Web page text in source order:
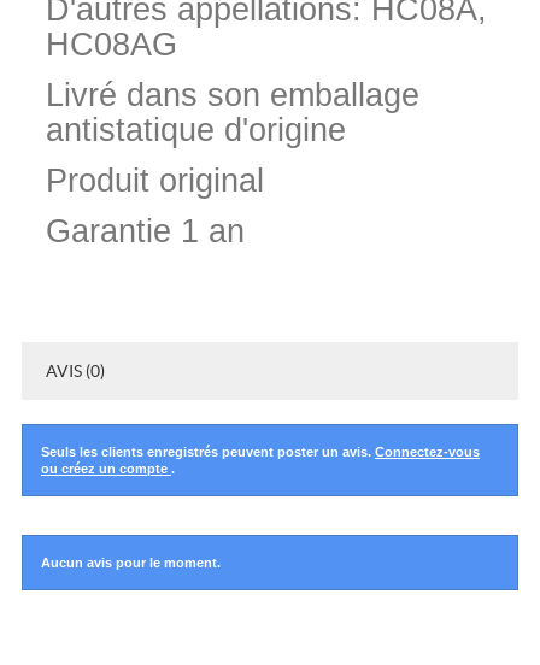
D'autres appellations: HC08A,
HC08AG
Livré dans son emballage
antistatique d'origine
Produit original
Garantie 1 an
AVIS (0)
Seuls les clients enregistrés peuvent poster un avis. Connectez-vous
ou créez un compte .
Aucun avis pour le moment.